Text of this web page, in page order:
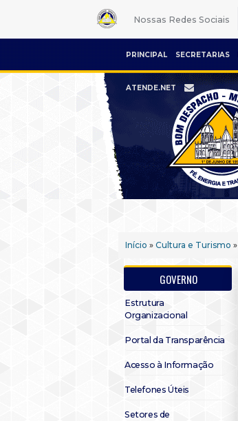
Nossas Redes Sociais
PRINCIPAL SECRETARIAS
ATENDE.NET
Início » Cultura e Turismo »
GOVERNO
Estrutura
Organizacional
Portal da Transparência
Acesso à Informação
Telefones Úteis
Setores de